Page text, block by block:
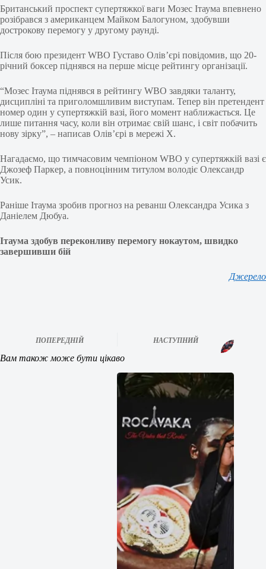
Британський проспект супертяжкої ваги Мозес Ітаума впевнено
розібрався з американцем Майком Балогуном, здобувши
дострокову перемогу у другому раунді.
Після бою президент WBO Густаво Олів’єрі повідомив, що 20-
річний боксер піднявся на перше місце рейтингу організації.
“Мозес Ітаума піднявся в рейтингу WBO завдяки таланту,
дисципліні та приголомшливим виступам. Тепер він претендент
номер один у супертяжкій вазі, його момент наближається. Це
лише питання часу, коли він отримає свій шанс, і світ побачить
нову зірку”, – написав Олів’єрі в мережі Х.
Нагадаємо, що тимчасовим чемпіоном WBO у супертяжкій вазі є
Джозеф Паркер, а повноцінним титулом володіє Олександр
Усик.
Раніше Ітаума зробив прогноз на реванш Олександра Усика з
Даніелем Дюбуа.
Ітаума здобув переконливу перемогу нокаутом, швидко
завершивши бій
Джерело
ПОПЕРЕДНІЙ НАСТУПНИЙ
Вам також може бути цікаво